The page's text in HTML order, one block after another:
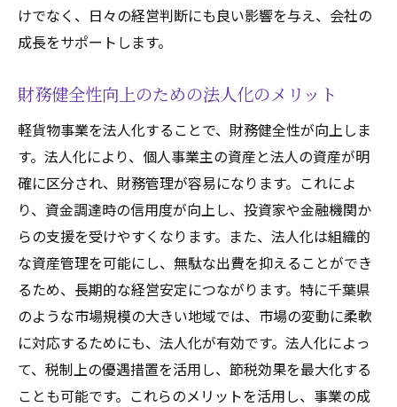
けでなく、日々の経営判断にも良い影響を与え、会社の
成長をサポートします。
財務健全性向上のための法人化のメリット
軽貨物事業を法人化することで、財務健全性が向上しま
す。法人化により、個人事業主の資産と法人の資産が明
確に区分され、財務管理が容易になります。これによ
り、資金調達時の信用度が向上し、投資家や金融機関か
らの支援を受けやすくなります。また、法人化は組織的
な資産管理を可能にし、無駄な出費を抑えることができ
るため、長期的な経営安定につながります。特に千葉県
のような市場規模の大きい地域では、市場の変動に柔軟
に対応するためにも、法人化が有効です。法人化によっ
て、税制上の優遇措置を活用し、節税効果を最大化する
ことも可能です。これらのメリットを活用し、事業の成